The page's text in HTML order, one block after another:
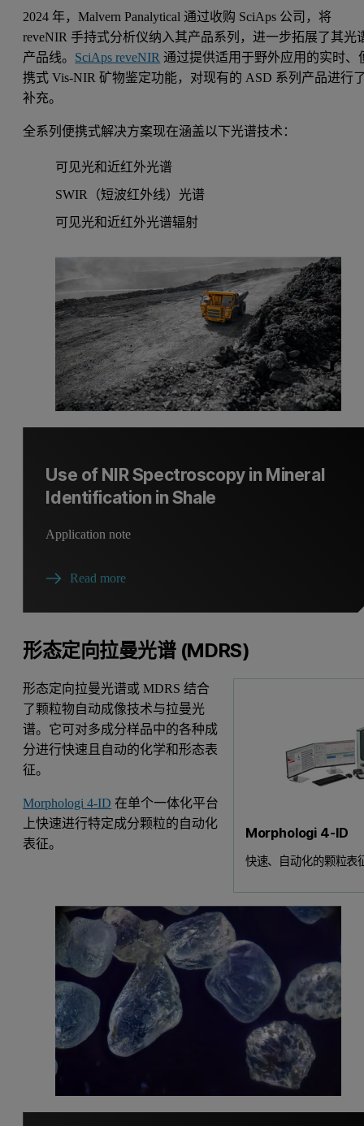
2024 年，Malvern Panalytical 通过收购 SciAps 公司，将
reveNIR 手持式分析仪纳入其产品系列，进一步拓展了其光
产品线。 SciAps reveNIR 通过提供适用于野外应用的实时、
携式 Vis-NIR 矿物鉴定功能，对现有的 ASD 系列产品进行
补充。
全系列便携式解决方案现在涵盖以下光谱技术：
可见光和近红外光谱
SWIR（短波红外线）光谱
可见光和近红外光谱辐射
Use of NIR Spectroscopy in Mineral
Identification in Shale
Application note
Read more
形态定向拉曼光谱 (MDRS)
Morphologi 4-ID
快速、自动化的颗粒表
形态定向拉曼光谱或 MDRS 结合
了颗粒物自动成像技术与拉曼光
谱。它可对多成分样品中的各种成
分进行快速且自动的化学和形态表
征。
Morphologi 4-ID 在单个一体化平台
上快速进行特定成分颗粒的自动化
表征。